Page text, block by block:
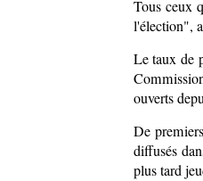
Tous ceux
l'élection",
Le taux de
ouverts
De
diffusés
plus tard